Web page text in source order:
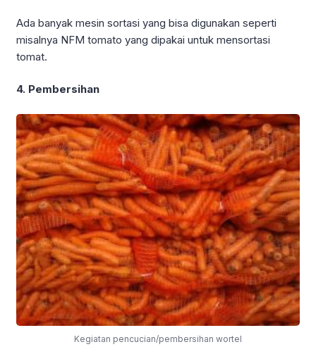
Ada banyak mesin sortasi yang bisa digunakan seperti
misalnya NFM tomato yang dipakai untuk mensortasi
tomat.
4. Pembersihan
Kegiatan pencucian/pembersihan wortel